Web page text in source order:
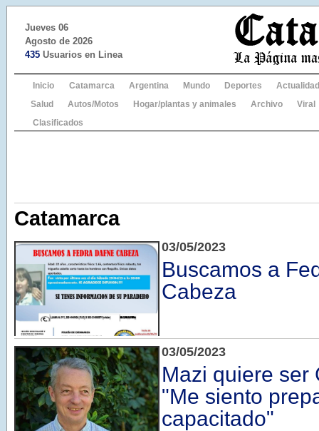
Jueves 06
Agosto de 2026
435 Usuarios en Linea
Inicio Catamarca Argentina Mundo Deportes
Actualidad
Salud
Autos/Motos Hogar/plantas y animales Archivo
Viral
Clasificados
Catamarca
03/05/2023
Buscamos a
Cabeza
03/05/2023
Mazi quiere ser
"Me siento
capacitado"